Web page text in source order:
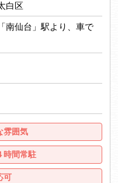
白区
南仙台」駅より、車で
雰囲気
時間常駐
可